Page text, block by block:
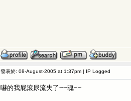
發表於: 08-August-2005 at 1:37pm | IP Logged
嚇的我屁滾尿流失了~~魂~~